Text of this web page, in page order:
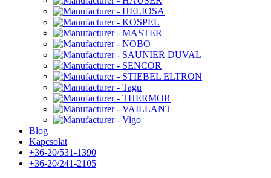
Blog
Kapcsolat
+36-20/531-1390
+36-20/241-2105